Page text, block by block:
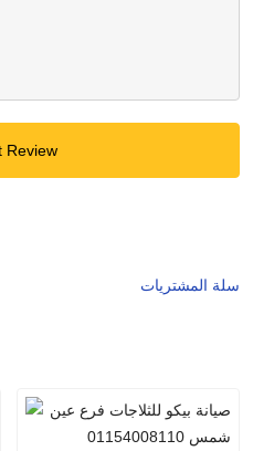
Review
سلة المشتريات